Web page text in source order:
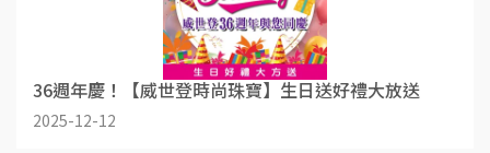
36週年慶！【威世登時尚珠寶】生日送好禮大放送
2025-12-12